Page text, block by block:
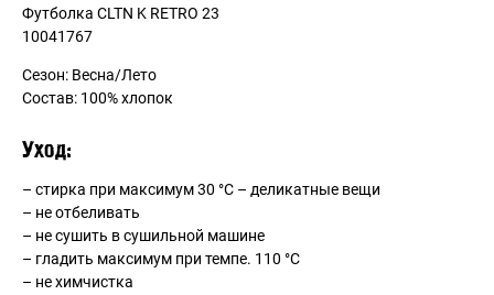
Футболка CLTN K RETRO 23
10041767
Сезон: Весна/Лето
Состав: 100% хлопок
Уход:
– стирка при максимум 30 °С – деликатные вещи
– не отбеливать
– не сушить в сушильной машине
– гладить максимум при темпе. 110 °С
– не химчистка